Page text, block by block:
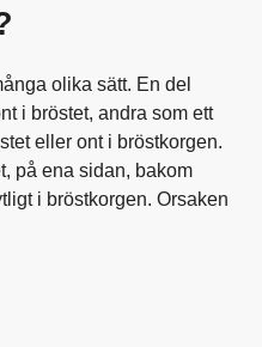
olika sätt. En del
i bröstet, andra som ett
eller ont i bröstkorgen.
på ena sidan, bakom
i bröstkorgen. Orsaken